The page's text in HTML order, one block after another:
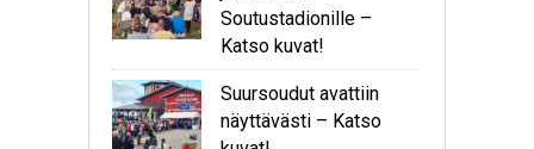
Soutustadionille –
Katso kuvat!
Suursoudut avattiin
näyttävästi – Katso